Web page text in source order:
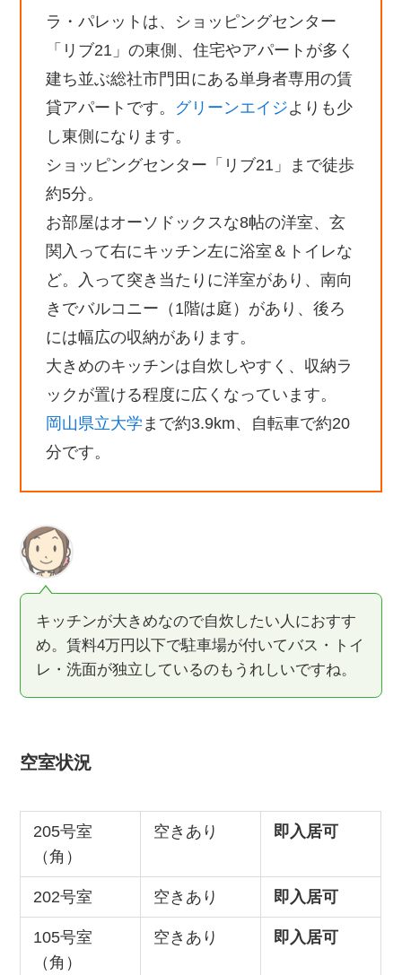
ラ・パレットは、ショッピングセンター
「リブ21」の東側、住宅やアパートが多く
建ち並ぶ総社市門田にある単身者専用の賃
貸アパートです。 グリーンエイジよりも少
し東側になります。
ショッピングセンター「リブ21」まで徒歩
約5分。
お部屋はオーソドックスな8帖の洋室、玄
関入って右にキッチン左に浴室＆トイレな
ど。入って突き当たりに洋室があり、南向
きでバルコニー（1階は庭）があり、後ろ
には幅広の収納があります。
大きめのキッチンは自炊しやすく、収納ラ
ックが置ける程度に広くなっています。
岡山県立大学 まで約3.9km、自転車で約20
分です。
キッチンが大きめなので自炊したい人におすす
め。賃料4万円以下で駐車場が付いてバス・トイ
レ・洗面が独立しているのもうれしいですね。
空室状況
205号室
（角）
空きあり 即入居可
202号室 空きあり 即入居可
105号室
（角）
空きあり 即入居可